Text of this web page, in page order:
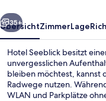
Weiter
35+
ÜbersichtZimmerLage
Hotel Seeblick besitzt
unvergesslichen
bleiben möchtest, kannst
Radwege nutzen.
WLAN und Parkplätze